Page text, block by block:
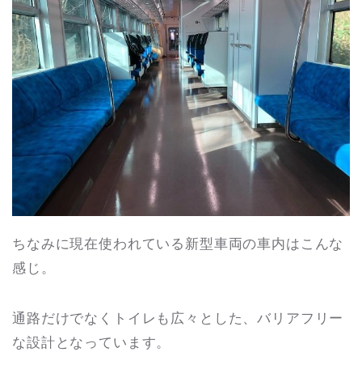
ちなみに現在使われている新型車両の車内はこんな
感じ。
通路だけでなくトイレも広々とした、バリアフリー
な設計となっています。